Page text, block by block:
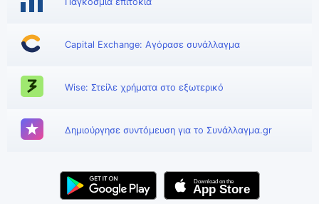
Capital Exchange: Αγόρασε συνάλλαγμα
Wise: Στείλε χρήματα στο εξωτερικό
Δημιούργησε συντόμευση για το Συνάλλαγμα.gr